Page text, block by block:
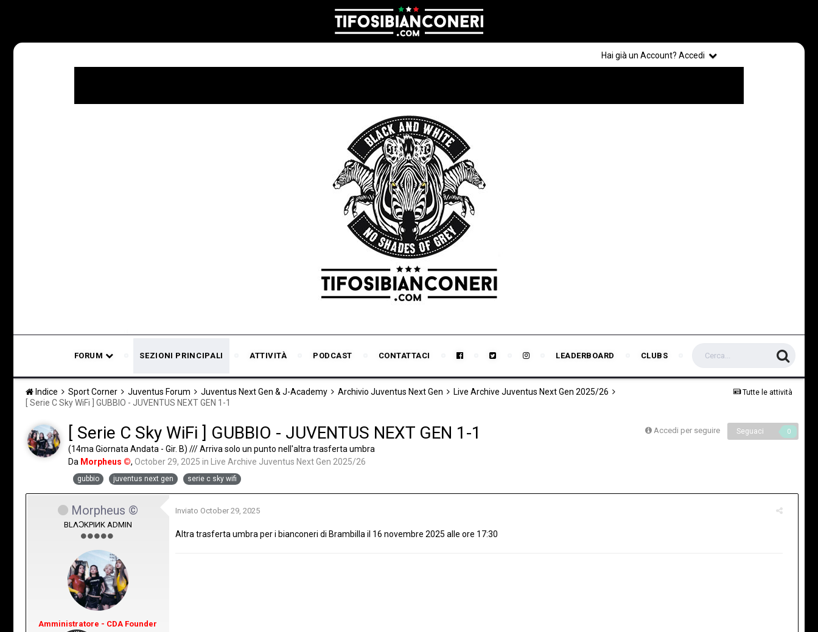
Hai già un Account? Accedi
FORUM SEZIONI PRINCIPALI ATTIVITÀ PODCAST CONTATTACI LEADERBOARD CLUBS
Tutte le attività
Indice Sport Corner Juventus Forum Juventus Next Gen & J-Academy Archivio Juventus Next Gen
Live Archive Juventus Next Gen 2025/26
[ Serie C Sky WiFi ] GUBBIO - JUVENTUS NEXT GEN 1-1
Accedi per seguire Seguaci 0
[ Serie C Sky WiFi ] GUBBIO - JUVENTUS NEXT GEN 1-1
(14ma Giornata Andata - Gir. B) /// Arriva solo un punto nell'altra trasferta umbra
Da Morpheus ©, October 29, 2025 in Live Archive Juventus Next Gen 2025/26
gubbio juventus next gen serie c sky wifi
Morpheus ©
BLΛƆKPIИK ADMIN
Amministratore - CDA Founder
Inviato October 29, 2025
Altra trasferta umbra per i bianconeri di Brambilla il 16 novembre 2025 alle ore 17:30